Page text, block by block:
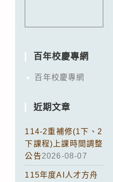
百年校慶專網
百年校慶專網
近期文章
114-2重補修(1下、2
下課程)上課時間調整
公告2026-08-07
115年度AI人才方舟